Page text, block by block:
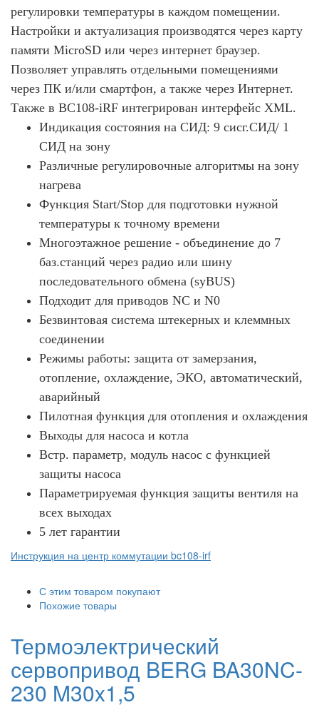
регулировки температуры в каждом помещении.
Настройки и актуализация производятся через карту
памяти MicroSD или через интернет браузер.
Позволяет управлять отдельными помещениями
через ПК и/или смартфон, а также через Интернет.
Также в BC108-iRF интегрирован интерфейс XML.
Индикация состояния на СИД: 9 сисг.СИД/ 1
СИД на зону
Различные регулировочные алгоритмы на зону
нагрева
Функция Start/Stop для подготовки нужной
температуры к точному времени
Многоэтажное решение - объединение до 7
баз.станций через радио или шину
последовательного обмена (syBUS)
Подходит для приводов NC и N0
Безвинтовая система штекерных и клеммных
соединении
Режимы работы: защита от замерзания,
отопление, охлаждение, ЭКО, автоматический,
аварийный
Пилотная функция для отопления и охлаждения
Выходы для насоса и котла
Встр. параметр, модуль насос с функцией
защиты насоса
Параметрируемая функция защиты вентиля на
всех выходах
5 лет гарантии
Инструкция на центр коммутации bc108-irf
С этим товаром покупают
Похожие товары
Термоэлектрический
сервопривод BERG BA30NC-
230 M30x1,5